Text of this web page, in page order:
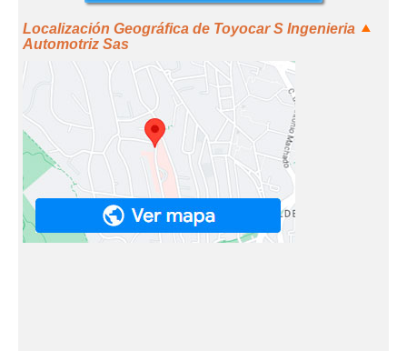
Localización Geográfica de Toyocar S Ingenieria
Automotriz Sas